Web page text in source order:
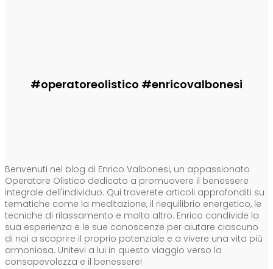
#operatoreolistico #enricovalbonesi
Benvenuti nel blog di Enrico Valbonesi, un appassionato
Operatore Olistico dedicato a promuovere il benessere
integrale dell'individuo. Qui troverete articoli approfonditi su
tematiche come la meditazione, il riequilibrio energetico, le
tecniche di rilassamento e molto altro. Enrico condivide la
sua esperienza e le sue conoscenze per aiutare ciascuno
di noi a scoprire il proprio potenziale e a vivere una vita più
armoniosa. Unitevi a lui in questo viaggio verso la
consapevolezza e il benessere!